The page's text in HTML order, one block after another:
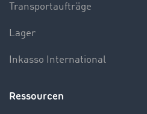
Transportaufträge
Lager
Inkasso International
Ressourcen